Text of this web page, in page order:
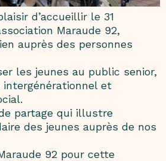
d’accueillir le 31
Maraude 92,
auprès des personnes
les jeunes au public senior,
intergénérationnel et
partage qui illustre
des jeunes auprès de nos
92 pour cette